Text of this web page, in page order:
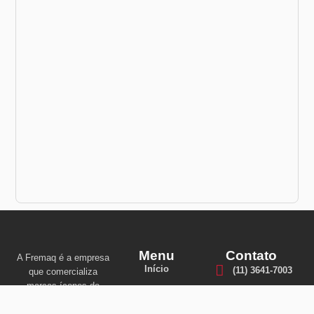
A Fremaq é a empresa
que comercializa
marcas ícones do
Menu
Início
Contato
(11) 3641-7003